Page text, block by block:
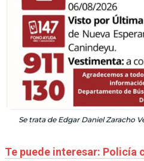
Se trata de Edgar Daniel Zaracho
Te puede interesar: Policía